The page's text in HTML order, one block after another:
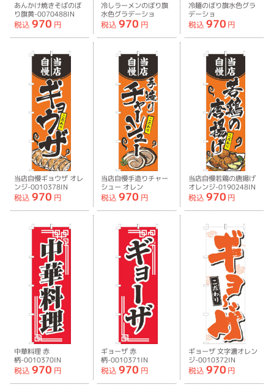
あんかけ焼きそばのぼ
り旗黄-0070488IN
税込 970 円
冷しラーメンのぼり旗
水色グラデーショ
ン-0010402IN
税込 970 円
冷麺のぼり旗水色グラ
デーショ
ン-0020195IN
税込 970 円
当店自慢ギョウザ オレ
ンジ-0010378IN
税込 970 円
当店自慢手造りチャー
シュー オレン
ジ-0010379IN
税込 970 円
当店自慢若鶏の唐揚げ
オレンジ-0190248IN
税込 970 円
中華料理 赤
柄-0010370IN
税込 970 円
ギョーザ 赤
柄-0010371IN
税込 970 円
ギョーザ 文字濃オレン
ジ-0010372IN
税込 970 円